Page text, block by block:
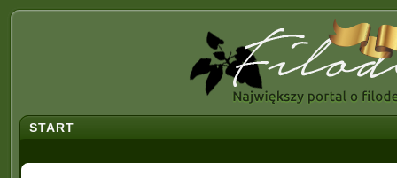
START